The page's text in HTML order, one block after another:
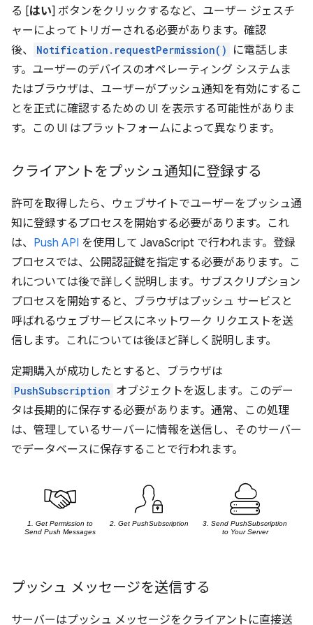
る [はい] ボタンをクリックするなど、ユーザー ジェスチ
ャーによってトリガーされる必要があります。確認
後、
Notification.requestPermission()
に電話しま
す。ユーザーのデバイスのオペレーティング システムま
たはブラウザは、ユーザーがプッシュ通知を有効にするこ
とを正式に確認するための UI を表示する可能性がありま
す。この UI はプラットフォームによって異なります。
クライアントをプッシュ通知に登録する
許可を取得したら、ウェブサイトでユーザーをプッシュ通
知に登録するプロセスを開始する必要があります。これ
は、 Push API を使用して JavaScript で行われます。登録
プロセスでは、公開認証鍵を指定する必要があります。こ
れについては後で詳しく説明します。サブスクリプション
プロセスを開始すると、ブラウザはプッシュ サービスと
呼ばれるウェブサービスにネットワーク リクエストを送
信します。これについては後ほど詳しく説明します。
定期購入が成功したとすると、ブラウザは
PushSubscription オブジェクトを返します。このデー
タは長期的に保存する必要があります。通常、この処理
は、管理しているサーバーに情報を送信し、そのサーバー
でデータベースに保存することで行われます。
プッシュ メッセージを送信する
サーバーはプッシュ メッセージをクライアントに直接送